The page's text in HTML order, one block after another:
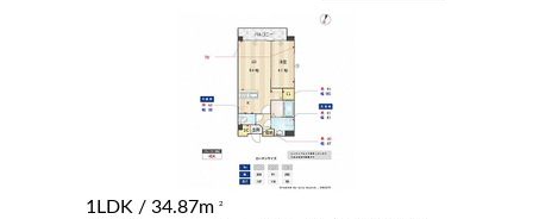
1LDK / 34.87m 2